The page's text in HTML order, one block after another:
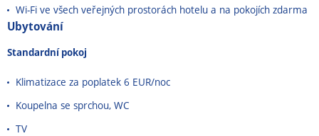
Wi-Fi ve všech veřejných prostorách hotelu a na pokojích zdarma
Ubytování
Standardní pokoj
Klimatizace za poplatek 6 EUR/noc
Koupelna se sprchou, WC
TV